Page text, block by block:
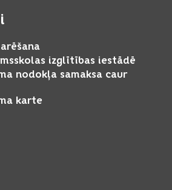
izglītības iestādē
nodokļa samaksa caur
karte